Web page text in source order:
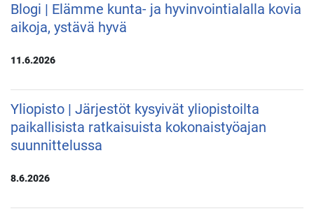
Blogi | Elämme kunta- ja hyvinvointialalla kovia
aikoja, ystävä hyvä
11.6.2026
Yliopisto | Järjestöt kysyivät yliopistoilta
paikallisista ratkaisuista kokonaistyöajan
suunnittelussa
8.6.2026